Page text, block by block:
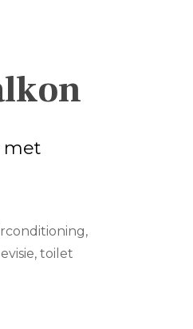
met
toilet